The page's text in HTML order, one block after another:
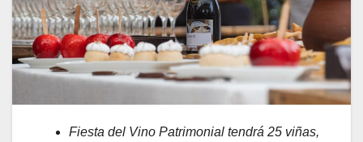
Fiesta del Vino Patrimonial tendrá 25 viñas,